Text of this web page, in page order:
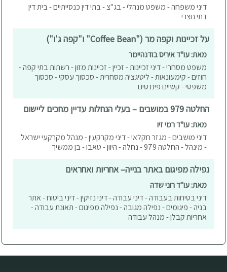
דיני משפחה - משפט מנהלי - בג"צ - בתי דין כנסייתיים - בית דין
דתי נוצרי
על זכיינות וקפה מר ("Coffee Bean" ו"קפה ג'ו")
מאת: עו"ד איריס בודנהיימר
משפט מסחרי - דיני זכיינות - זכיין - זכיינות מזון - רשתות בתי קפה -
חוזים - קימעונאות - ליטיגציה מסחרית - סכסוך עסקי - סכסוך
משפטי - קשיים פיננסים
החלטה 979 במושבים – בעלי הנחלות עדיין מחכים ליישום
מאת: עו"ד רמי זיו
דיני מושבים - מגזר חקלאי - דיני מקרקעין - מנהל מקרקעי ישראל
- מינהל - החלטה 979 - נחלה - היוון - טאבו - בן ממשיך
נפילה מפיגום באתר בנייה– אחריות ואחראים
מאת: עו"ד רוני שדה
דיני בטיחות בעבודה - דיני עבודה - דיני נזיקין - דיני ביטוח - אתר
בניה - פיגומים - נפילה מגובה - נפילה מפיגום - תאונת עבודה -
אחריות קבלן - מנהל עבודה